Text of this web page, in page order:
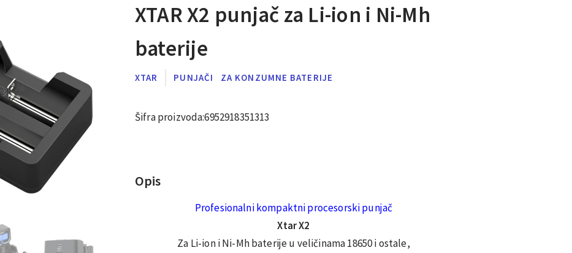
XTAR X2 punjač za Li-ion i Ni-Mh
baterije
XTAR PUNJAČI ZA KONZUMNE BATERIJE
Šifra proizvoda:6952918351313
Opis
Profesionalni kompaktni procesorski punjač
Xtar X2
Za Li-ion i Ni-Mh baterije u veličinama 18650 i ostale,